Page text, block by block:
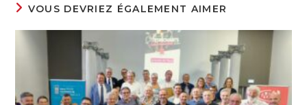
VOUS DEVRIEZ ÉGALEMENT AIMER